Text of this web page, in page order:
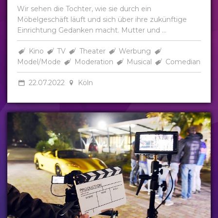
Wir sehen die Tochter, wie sie durch ein
Möbelgeschäft läuft und sich über ihre zukünftige
Einrichtung Gedanken macht. Mutter und ...
Kino TV Theater
Werbung
Model/Mode
Moderation Musical Comedian
22.07.2022 Köln